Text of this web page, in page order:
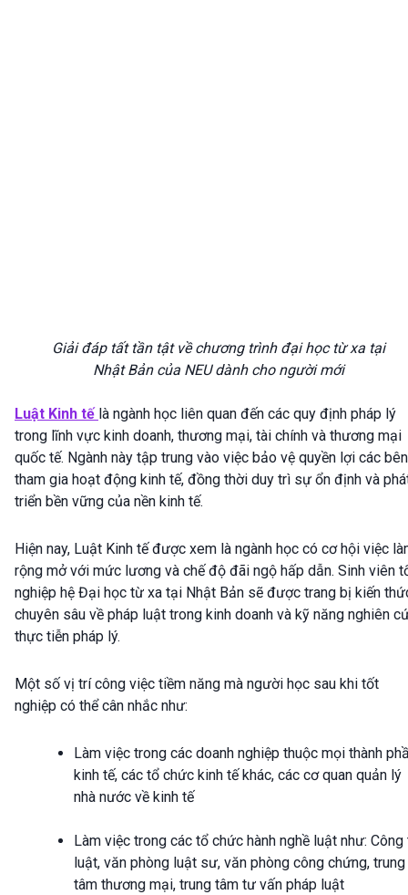
Giải đáp tất tần tật về chương trình đại học từ xa tại
Nhật Bản của NEU dành cho người mới
Luật Kinh tế là ngành học liên quan đến các quy định pháp lý
trong lĩnh vực kinh doanh, thương mại, tài chính và thương mại
quốc tế. Ngành này tập trung vào việc bảo vệ quyền lợi các bên
tham gia hoạt động kinh tế, đồng thời duy trì sự ổn định và
triển bền vững của nền kinh tế.
Hiện nay, Luật Kinh tế được xem là ngành học có cơ hội việc
rộng mở với mức lương và chế độ đãi ngộ hấp dẫn. Sinh viên
nghiệp hệ Đại học từ xa tại Nhật Bản sẽ được trang bị kiến
chuyên sâu về pháp luật trong kinh doanh và kỹ năng nghiên
thực tiễn pháp lý.
Một số vị trí công việc tiềm năng mà người học sau khi tốt
nghiệp có thể cân nhắc như:
Làm việc trong các doanh nghiệp thuộc mọi thành
kinh tế, các tổ chức kinh tế khác, các cơ quan quản lý
nhà nước về kinh tế
Làm việc trong các tổ chức hành nghề luật như: Công
luật, văn phòng luật sư, văn phòng công chứng, trung
tâm thương mại, trung tâm tư vấn pháp luật